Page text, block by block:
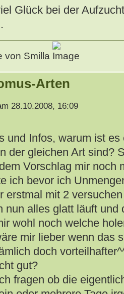
Glück bei der
von Smilla
Arten
28.10.2008, 16:09
und Infos, warum ist
der gleichen Art sind?
Vorschlag mir noch
ich bevor ich
erstmal mit 2
nun alles glatt läuft und
wohl noch welche
mir lieber wenn das
doch
gut?
fragen ob die